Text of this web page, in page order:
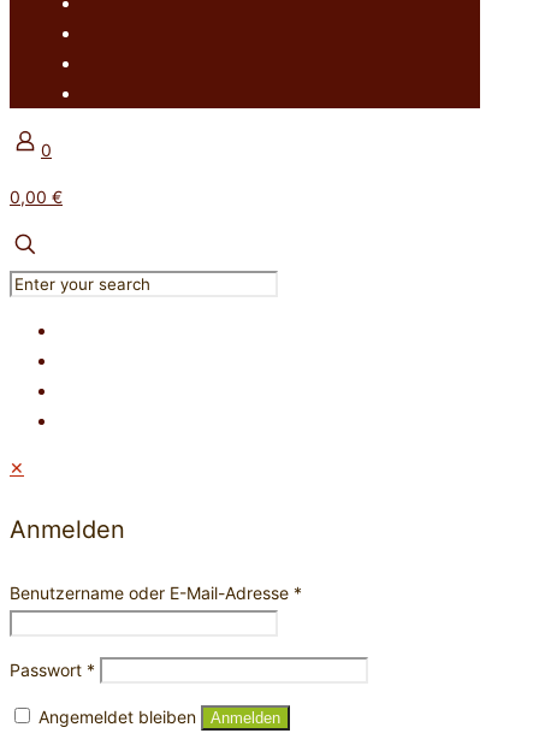
0
0,00 €
✕
Anmelden
Benutzername oder E-Mail-Adresse *
Passwort *
Angemeldet bleiben Anmelden